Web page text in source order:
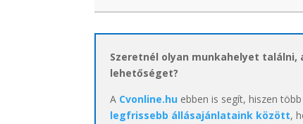
Szeretnél olyan munkahelyet
lehetőséget?
A Cvonline.hu ebben is segít, hiszen
legfrissebb állásajánlataink között,